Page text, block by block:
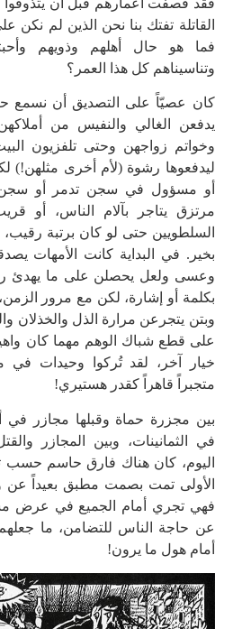
القاتلة تفتك بنا نحن الذين لم نكن
فما هو حال أهلهم وذويهم
وتناسيناهم كل هذا العمر؟
كان عصيّاً على التصديق أن نسمع
يدفعن الغالي والنفيس من
وخواتم زواجهن وحتى تلفزيون
ليدفعوها رشوة (لأم أخرى مثلهن!)
أو مسؤول في سجن تدمر أو سجن
مرتزق يتاجر بآلام الناس، أو
السلطويين حتى لو كان برتبة رقيب،
بخير. في البداية كانت الأمهات
وعسى ولعل يحصلن على ما يهدئ
بكلمة أو إشارة، لكن مع مرور
وبتن يتجرعن مرارة الذل والخذلان
على قطع شباك الوهم مهما كان
خيار آخر، لقد تُركوا وحيدات في
متجبراً قاهراً كقدر هستيري!
بين مجزرة حماة وقبلها مجازر
في الثمانينات، وبين المجازر
اليوم، كان هناك فارق حاسم
الأولى تمت بصمت مطبق بعيداً عن
فهي تجري أمام الجميع في عرض
عن حاجة الناس للتضامن، ما
أمام هول ما يرون!